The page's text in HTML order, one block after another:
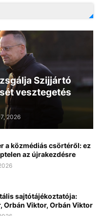
Szijjártó
vesztegetés
2026
a közmédiás csörtéről: ez
az újrakezdésre
sajtótájékoztatója:
Orbán Viktor, Orbán Viktor